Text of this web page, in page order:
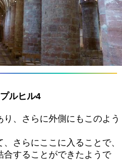
ルヒル4
、さらに外側にもこのよう
さらにここに入ることで、
合することができたようで